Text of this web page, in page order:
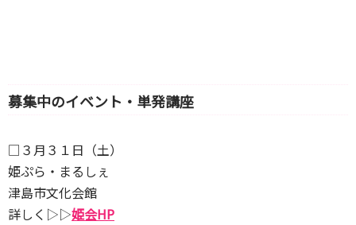
募集中のイベント・単発講座
□３月３１日（土）
姫ぷら・まるしぇ
津島市文化会館
詳しく▷▷姫会HP